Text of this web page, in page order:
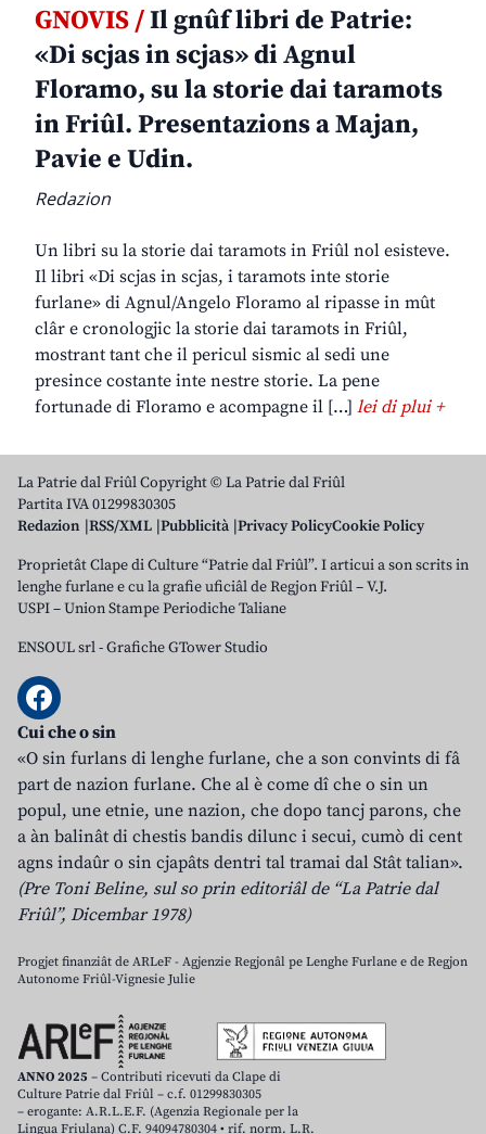
GNOVIS /Il gnûf libri de Patrie:
«Di scjas in scjas» di Agnul
Floramo, su la storie dai taramots
in Friûl. Presentazions a Majan,
Pavie e Udin.
Redazion
Un libri su la storie dai taramots in Friûl nol esisteve.
Il libri «Di scjas in scjas, i taramots inte storie
furlane» di Agnul/Angelo Floramo al ripasse in mût
clâr e cronologjic la storie dai taramots in Friûl,
mostrant tant che il pericul sismic al sedi une
presince costante inte nestre storie. La pene
fortunade di Floramo e acompagne il […] lei di plui +
La Patrie dal Friûl Copyright © La Patrie dal Friûl
Partita IVA 01299830305
Redazion RSS/XML Pubblicità Privacy PolicyCookie Policy
Proprietât Clape di Culture “Patrie dal Friûl”. I articui a son scrits in
lenghe furlane e cu la grafie uficiâl de Regjon Friûl – V.J.
USPI – Union Stampe Periodiche Taliane
ENSOUL srl-Grafiche GTower Studio
Cui che o sin
«O sin furlans di lenghe furlane, che a son convints di fâ
part de nazion furlane. Che al è come dî che o sin un
popul, une etnie, une nazion, che dopo tancj parons, che
a àn balinât di chestis bandis dilunc i secui, cumò di cent
agns indaûr o sin cjapâts dentri tal tramai dal Stât talian».
(Pre Toni Beline, sul so prin editoriâl de “La Patrie dal
Friûl”, Dicembar 1978)
Progjet finanziât de ARLeF - Agjenzie Regjonâl pe Lenghe Furlane e de Regjon
Autonome Friûl-Vignesie Julie
ANNO 2025 – Contributi ricevuti da Clape di
Culture Patrie dal Friûl – c.f. 01299830305
– erogante: A.R.L.E.F. (Agenzia Regionale per la
Lingua Friulana) C.F. 94094780304 • rif. norm. L.R.